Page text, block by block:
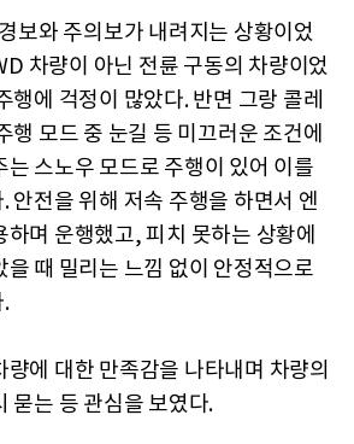
보와 주의보가 내려지는 상황이었
차량이 아닌 전륜 구동의 차량이었
행에 걱정이 많았다. 반면 그랑 콜레
행 모드 중 눈길 등 미끄러운 조건에
는 스노우 모드로 주행이 있어 이를
안전을 위해 저속 주행을 하면서 엔
며 운행했고, 피치 못하는 상황에
을 때 밀리는 느낌 없이 안정적으로
에 대한 만족감을 나타내며 차량의
묻는 등 관심을 보였다.